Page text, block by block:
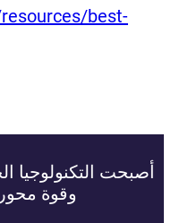
best-
أصبحت التكنولوجيا
وقوة